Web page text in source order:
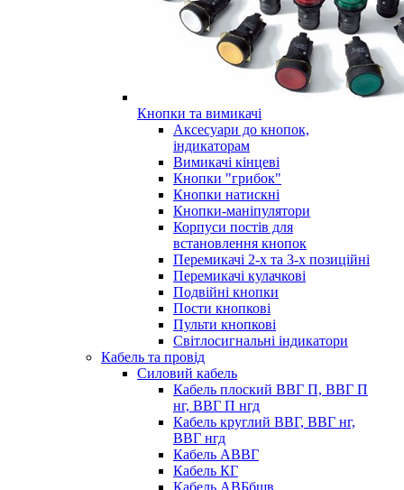
Кнопки та вимикачі
Аксесуари до кнопок,
індикаторам
Вимикачі кінцеві
Кнопки "грибок"
Кнопки натискні
Кнопки-маніпулятори
Корпуси постів для
встановлення кнопок
Перемикачі 2-х та 3-х позиційні
Перемикачі кулачкові
Подвійні кнопки
Пости кнопкові
Пульти кнопкові
Світлосигнальні індикатори
Кабель та провід
Силовий кабель
Кабель плоский ВВГ П, ВВГ П
нг, ВВГ П нгд
Кабель круглий ВВГ, ВВГ нг,
ВВГ нгд
Кабель АВВГ
Кабель КГ